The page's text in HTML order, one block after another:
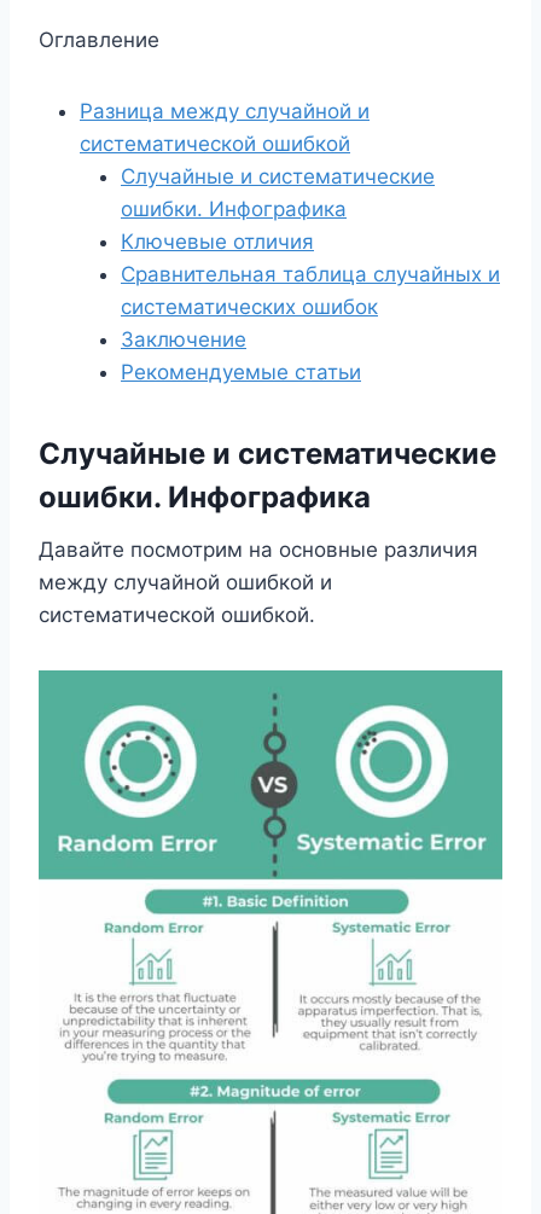
Оглавление
Разница между случайной и
систематической ошибкой
Случайные и систематические
ошибки. Инфографика
Ключевые отличия
Сравнительная таблица случайных и
систематических ошибок
Заключение
Рекомендуемые статьи
Случайные и систематические
ошибки. Инфографика
Давайте посмотрим на основные различия
между случайной ошибкой и
систематической ошибкой.